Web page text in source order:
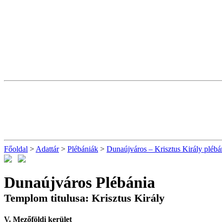
Főoldal > Adattár> Plébániák > Dunaújváros – Krisztus Király
Dunaújváros Plébánia
Templom titulusa: Krisztus Király
V. Mezőföldi kerület